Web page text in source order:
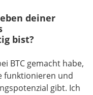
deiner
bist?
BTC gemacht habe,
funktionieren und
gibt. Ich